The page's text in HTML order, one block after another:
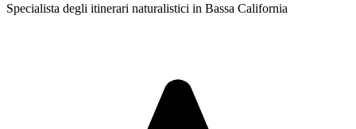
Specialista degli itinerari naturalistici in Bassa California